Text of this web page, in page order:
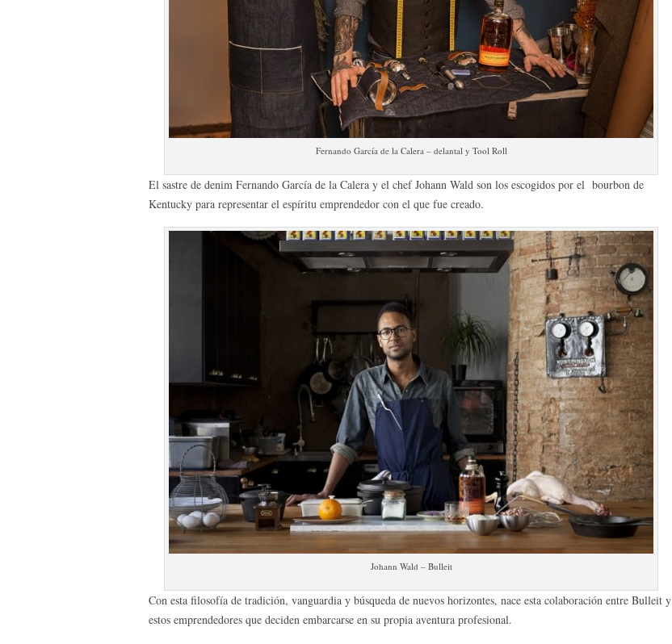
Fernando García de la Calera – delantal y Tool Roll
El sastre de denim Fernando García de la Calera y el chef Johann Wald son los escogidos por el bourbon de
Kentucky para representar el espíritu emprendedor con el que fue creado.
Johann Wald – Bulleit
Con esta filosofía de tradición, vanguardia y búsqueda de nuevos horizontes, nace esta colaboración entre Bulleit y
estos emprendedores que deciden embarcarse en su propia aventura profesional.